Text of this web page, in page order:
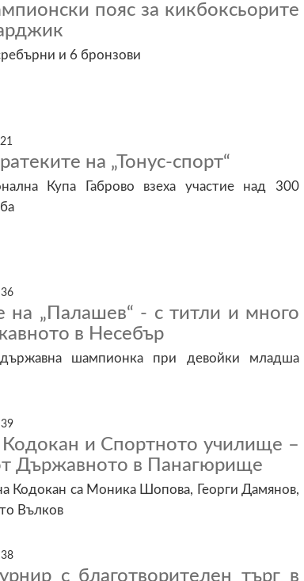
пояс за кикбоксьорите
и 6 бронзови
на „Тонус-спорт“
Купа Габрово взеха участие над 300
на „Палашев“ - с титли и много
в Несебър
шампионка при девойки младша
и Спортното училище –
Държавното в Панагюрище
Кодокан са Моника Шопова, Георги Дамянов,
Вълков
с благотворителен търг в